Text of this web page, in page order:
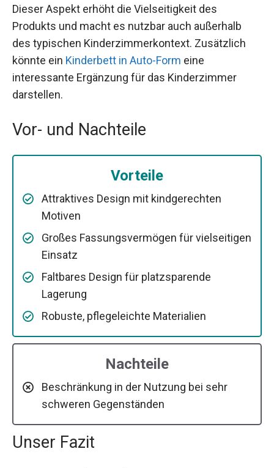
Dieser Aspekt erhöht die Vielseitigkeit des
Produkts und macht es nutzbar auch außerhalb
des typischen Kinderzimmerkontext. Zusätzlich
könnte ein Kinderbett in Auto-Form eine
interessante Ergänzung für das Kinderzimmer
darstellen.
Vor- und Nachteile
Vorteile
Attraktives Design mit kindgerechten
Motiven
Großes Fassungsvermögen für vielseitigen
Einsatz
Faltbares Design für platzsparende
Lagerung
Robuste, pflegeleichte Materialien
Nachteile
Beschränkung in der Nutzung bei sehr
schweren Gegenständen
Unser Fazit